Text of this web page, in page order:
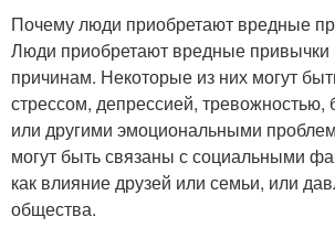
Почему люди приобретают вредные
Люди приобретают вредные
причинам. Некоторые из них могут
стрессом, депрессией, тревожностью,
или другими эмоциональными
могут быть связаны с социальными
как влияние друзей или семьи, или
общества.